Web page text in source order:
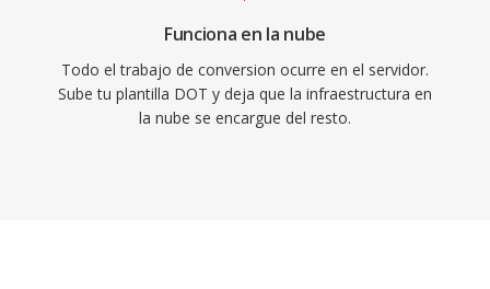
Funciona en la nube
Todo el trabajo de conversion ocurre en el servidor.
Sube tu plantilla DOT y deja que la infraestructura en
la nube se encargue del resto.